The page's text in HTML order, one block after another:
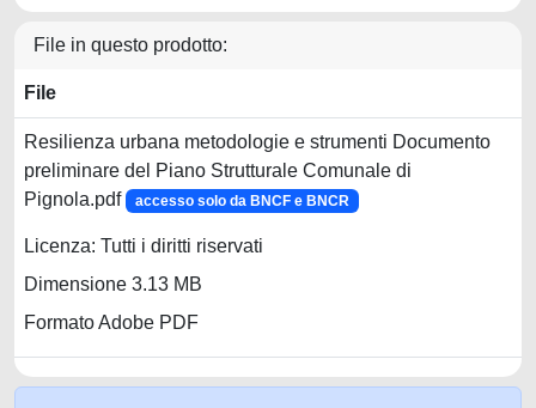
File in questo prodotto:
File
Resilienza urbana metodologie e strumenti Documento
preliminare del Piano Strutturale Comunale di
Pignola.pdf
accesso solo da BNCF e BNCR
Licenza: Tutti i diritti riservati
Dimensione 3.13 MB
Formato Adobe PDF